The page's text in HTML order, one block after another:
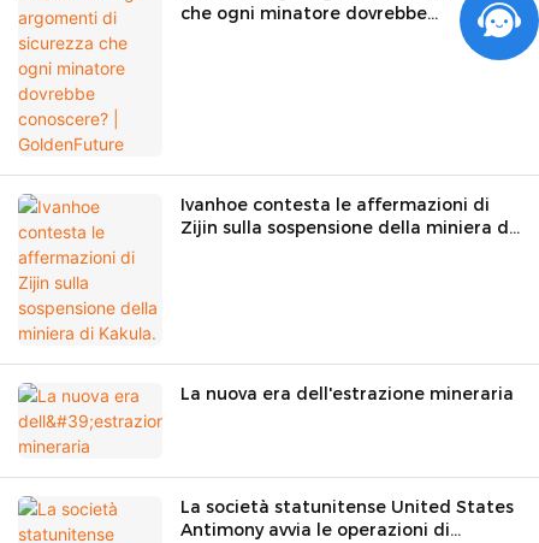
che ogni minatore dovrebbe
Ivanhoe contesta le affermazioni di
Zijin sulla sospensione della miniera di
La nuova era dell'estrazione mineraria
La società statunitense United States
Antimony avvia le operazioni di